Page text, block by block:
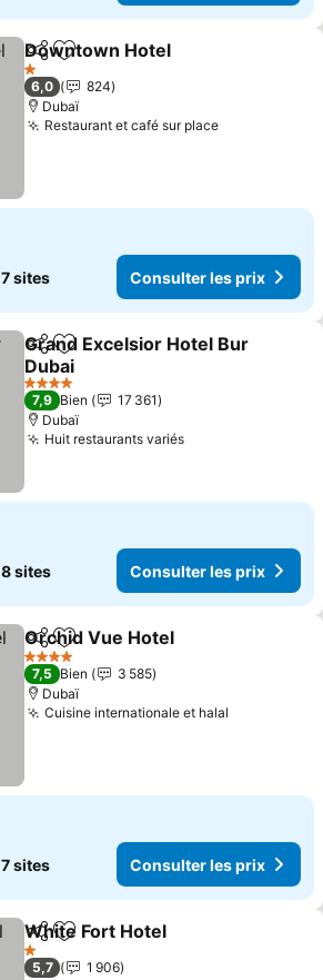
PartagerAjouter à mes favoris
Downtown Hotel
1 Étoiles
6,0
824
Dubaï
Restaurant et café sur placeConsulter
7 sites Consulter les prix
PartagerAjouter à mes favoris
Grand Excelsior Hotel Bur
Dubai
Consulter les prix
4 Étoiles
7,9 Bien
17 361
Dubaï
Huit restaurants variésConsulter les
8 sites Consulter les prix
PartagerAjouter à mes favoris
Orchid Vue Hotel
4 Étoiles
7,5 Bien
3 585
Dubaï
Cuisine internationale et halal
7 sites Consulter les prix
PartagerAjouter à mes favoris
White Fort Hotel
1 Étoiles
5,7
1 906